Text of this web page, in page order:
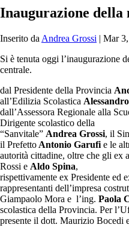
Inaugurazione della
Inserito da Andrea Grossi | Mar
Si è tenuta oggi l’inaugurazione
centrale.
dal Presidente della Provincia
all’Edilizia Scolastica
dall’Assessora Regionale alla
Dirigente scolastico della
“Sanvitale” Andrea Grossi, il
il Prefetto Antonio Garufi e le
autorità cittadine, oltre che gli
Rossi e Aldo Spina,
rispettivamente ex Presidente ed
rappresentanti dell’impresa
Giampaolo Mora e l’ing. Paola
scolastica della Provincia. Per
presente il dott. Maurizio Bocedi